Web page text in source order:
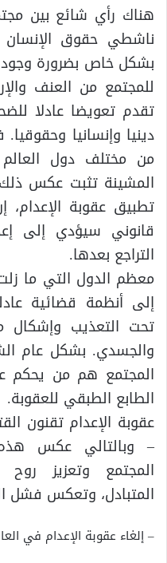
هناك رأي شائع بين
ناشطي حقوق الإنسان
بشكل خاص بضرورة وجود
للمجتمع من العنف
تقدم تعويضا عادلا
دينيا وإنسانيا
من مختلف دول
المشينة تثبت عكس
تطبيق عقوبة
قانوني سيؤدي إلى
التراجع بعدها.
معظم الدول التي ما
إلى أنظمة قضائية
تحت التعذيب
والجسدي. بشكل عام
المجتمع هم من يحكم
الطابع الطبقي للعقوبة.
عقوبة الإعدام تقنون
– وبالتالي عكس هذه
المجتمع وتعزيز
المتبادل، وتعكس فشل
– إلغاء عقوبة الإعدام في